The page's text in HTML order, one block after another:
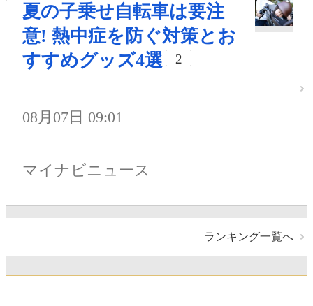
夏の子乗せ自転車は要注
意! 熱中症を防ぐ対策とお
すすめグッズ4選
2
08月07日 09:01
マイナビニュース
ランキング一覧へ